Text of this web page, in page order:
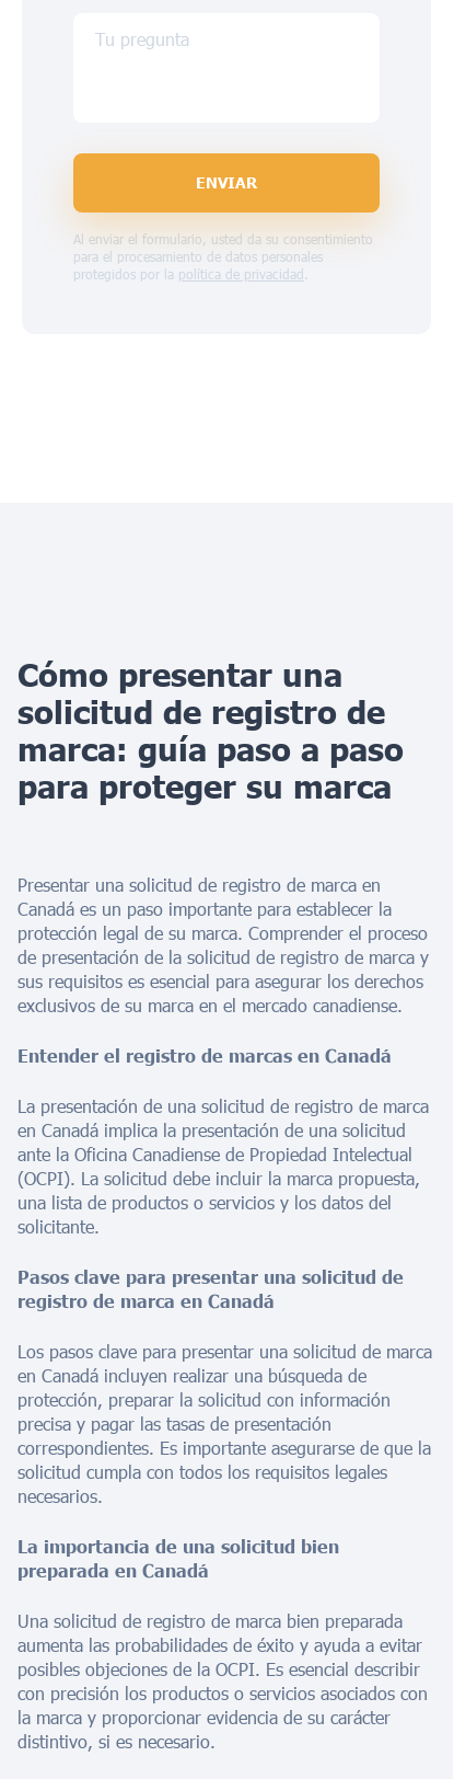
Tu pregunta
ENVIAR
Al enviar el formulario, usted da su consentimiento
para el procesamiento de datos personales
protegidos por la política de privacidad .
Cómo presentar una
solicitud de registro de
marca: guía paso a paso
para proteger su marca
Presentar una solicitud de registro de marca en
Canadá es un paso importante para establecer la
protección legal de su marca. Comprender el proceso
de presentación de la solicitud de registro de marca y
sus requisitos es esencial para asegurar los derechos
exclusivos de su marca en el mercado canadiense.
Entender el registro de marcas en Canadá
La presentación de una solicitud de registro de marca
en Canadá implica la presentación de una solicitud
ante la Oficina Canadiense de Propiedad Intelectual
(OCPI). La solicitud debe incluir la marca propuesta,
una lista de productos o servicios y los datos del
solicitante.
Pasos clave para presentar una solicitud de
registro de marca en Canadá
Los pasos clave para presentar una solicitud de marca
en Canadá incluyen realizar una búsqueda de
protección, preparar la solicitud con información
precisa y pagar las tasas de presentación
correspondientes. Es importante asegurarse de que la
solicitud cumpla con todos los requisitos legales
necesarios.
La importancia de una solicitud bien
preparada en Canadá
Una solicitud de registro de marca bien preparada
aumenta las probabilidades de éxito y ayuda a evitar
posibles objeciones de la OCPI. Es esencial describir
con precisión los productos o servicios asociados con
la marca y proporcionar evidencia de su carácter
distintivo, si es necesario.